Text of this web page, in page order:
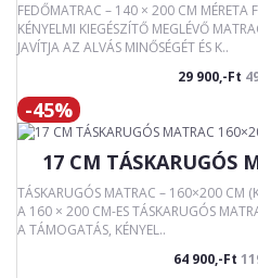
FEDŐMATRAC – 140 × 200 CM MÉRETA
KÉNYELMI KIEGÉSZÍTŐ MEGLÉVŐ
JAVÍTJA AZ ALVÁS MINŐSÉGÉT ÉS K..
29 900,-Ft
-45%
17 CM TÁSKARUGÓS
TÁSKARUGÓS MATRAC – 160×200 CM
A 160 × 200 CM-ES TÁSKARUGÓS
A TÁMOGATÁS, KÉNYEL..
64 900,-Ft